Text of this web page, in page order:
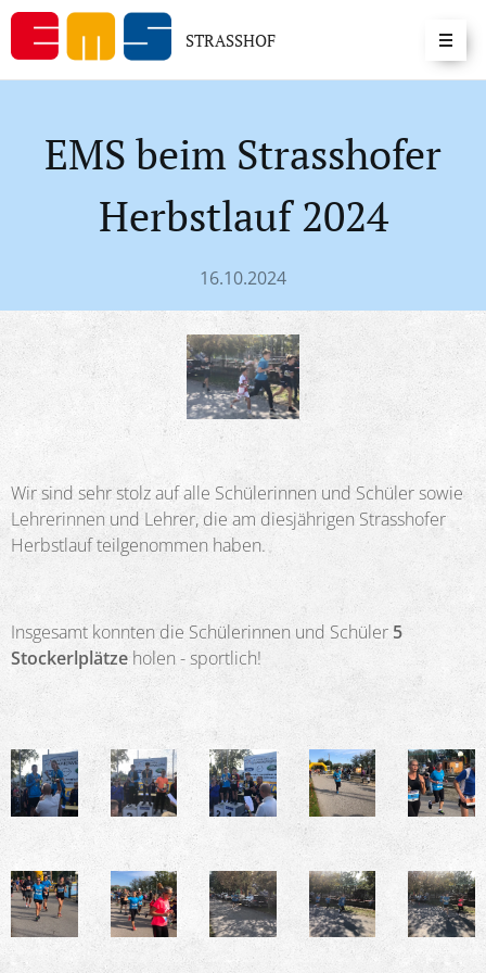
STRASSHOF
EMS beim Strasshofer
Herbstlauf 2024
16.10.2024
Wir sind sehr stolz auf alle Schülerinnen und Schüler sowie
Lehrerinnen und Lehrer, die am diesjährigen Strasshofer
Herbstlauf teilgenommen haben.
Insgesamt konnten die Schülerinnen und Schüler 5
Stockerlplätze holen - sportlich!